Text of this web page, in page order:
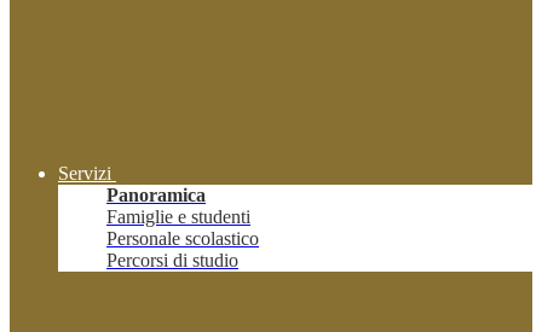
Servizi
Panoramica
Famiglie e studenti
Personale scolastico
Percorsi di studio